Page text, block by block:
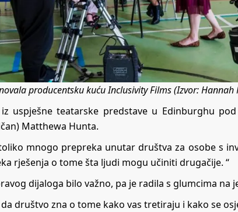
producentsku kuću Inclusivity Films (Izvor: Hannah
uspješne teatarske predstave u Edinburghu pod
Matthewa Hunta.
mnogo prepreka unutar društva za osobe s
rješenja o tome šta ljudi mogu učiniti drugačije. “
dijaloga bilo važno, pa je radila s glumcima na
društvo zna o tome kako vas tretiraju i kako se